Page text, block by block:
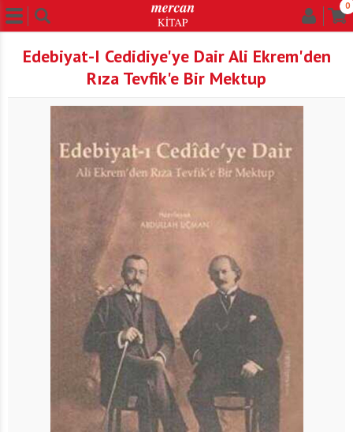
0
Edebiyat-I Cedidiye'ye Dair Ali Ekrem'den
Rıza Tevfik'e Bir Mektup